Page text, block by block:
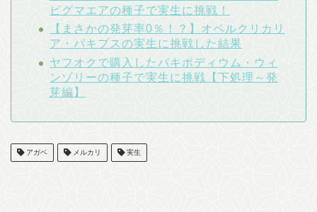
ピグマエアの種子で実生に挑戦！
【まさかの発芽率0％！？】オペルクリカリ
ア・パキプスの実生に挑戦した結果
ヤフオクで購入したパキポディウム・ウィ
ンゾリーの種子で実生に挑戦【下処理～発
芽編】
アガベ メルカリ 実生